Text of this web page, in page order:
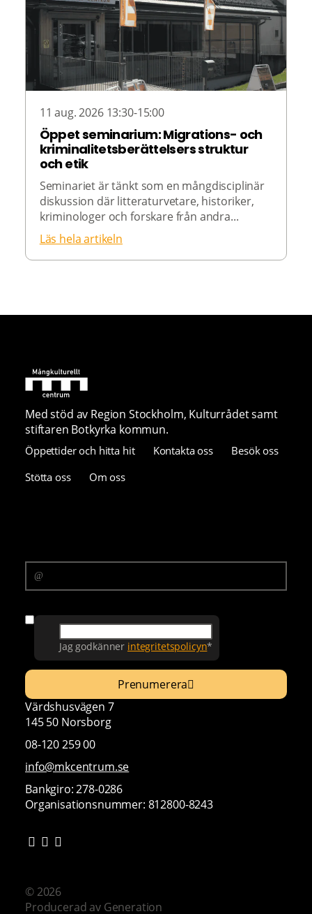
11 aug. 2026 13:30-15:00
Öppet seminarium: Migrations- och
kriminalitetsberättelsers struktur
och etik
Seminariet är tänkt som en mångdisciplinär
diskussion där litteraturvetare, historiker,
kriminologer och forskare från andra...
Läs hela artikeln
Med stöd av Region Stockholm, Kulturrådet samt
stiftaren Botkyrka kommun.
Öppettider och hitta hit Kontakta oss
Besök oss
Stötta oss
Om oss
Jag godkänner integritetspolicyn*
Prenumerera
Värdshusvägen 7
145 50 Norsborg
08-120 259 00
info@mkcentrum.se
Bankgiro: 278-0286
Organisationsnummer: 812800-8243
© 2026
Producerad av Generation